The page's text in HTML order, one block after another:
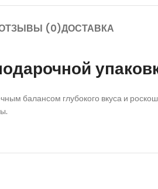
(0)ДОСТАВКА
балансом глубокого вкуса и